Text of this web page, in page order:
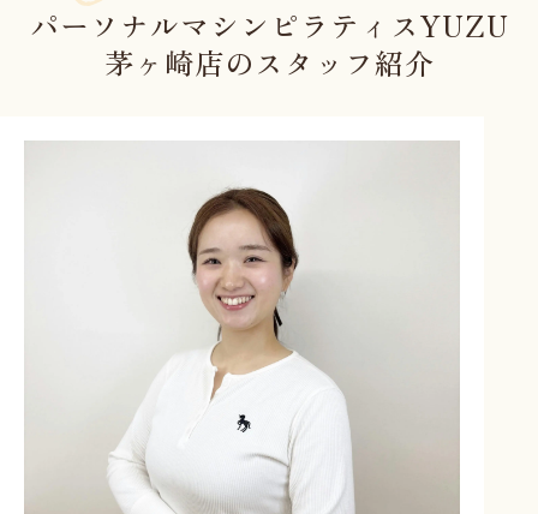
パーソナルマシンピラティスYUZU
茅ヶ崎店のスタッフ紹介